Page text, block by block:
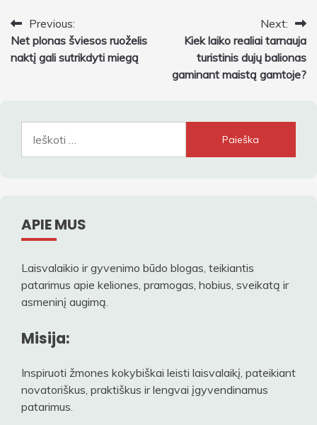
Navigacija
tarp
Previous:
Net plonas šviesos ruoželis
naktį gali sutrikdyti miegą
Next:
Kiek laiko realiai tarnauja
turistinis dujų balionas
gaminant maistą gamtoje?
APIE MUS
Laisvalaikio ir gyvenimo būdo blogas, teikiantis
patarimus apie keliones, pramogas, hobius, sveikatą ir
asmeninį augimą.
Misija:
Inspiruoti žmones kokybiškai leisti laisvalaikį, pateikiant
novatoriškus, praktiškus ir lengvai įgyvendinamus
patarimus.